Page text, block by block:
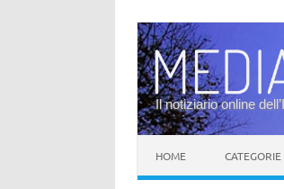
Il notiziario online
HOME CATEGORIE